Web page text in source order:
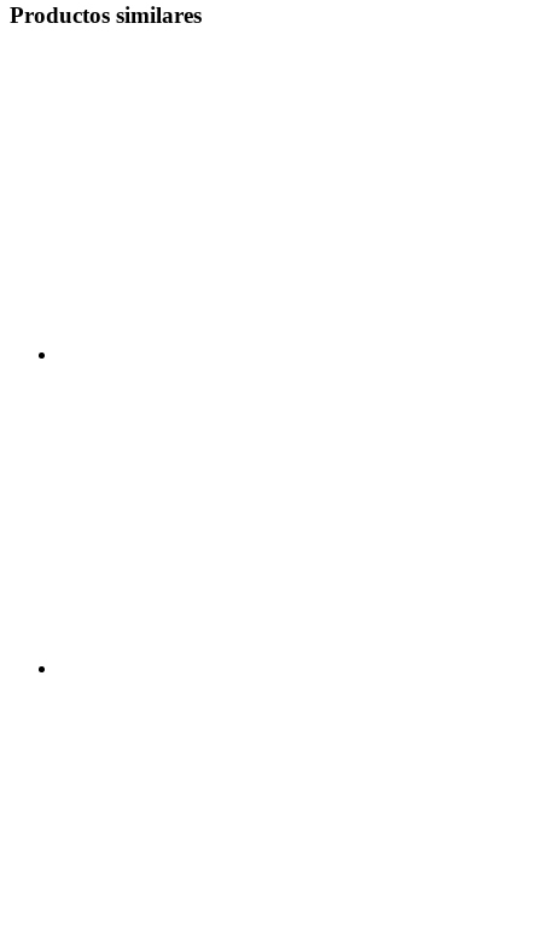
Productos similares